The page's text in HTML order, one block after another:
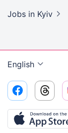
Jobs in Kyiv
English